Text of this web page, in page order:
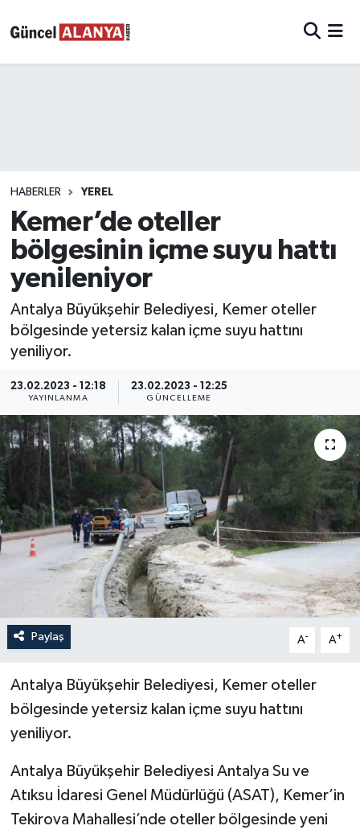
HABERLER YEREL
Kemer’de oteller
bölgesinin içme suyu hattı
yenileniyor
Antalya Büyükşehir Belediyesi, Kemer oteller
bölgesinde yetersiz kalan içme suyu hattını
yeniliyor.
23.02.2023 - 12:18
YAYINLANMA
23.02.2023 - 12:25
GÜNCELLEME
Paylaş A- A+
Antalya Büyükşehir Belediyesi, Kemer oteller
bölgesinde yetersiz kalan içme suyu hattını
yeniliyor.
Antalya Büyükşehir Belediyesi Antalya Su ve
Atıksu İdaresi Genel Müdürlüğü (ASAT), Kemer’in
Tekirova Mahallesi’nde oteller bölgesinde yeni